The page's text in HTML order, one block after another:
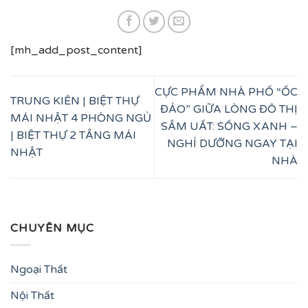
[mh_add_post_content]
TRUNG KIÊN | BIỆT THỰ
MÁI NHẬT 4 PHÒNG NGỦ
| BIỆT THỰ 2 TẦNG MÁI
NHẬT
CỰC PHẨM NHÀ PHỐ “ỐC
ĐẢO” GIỮA LÒNG ĐÔ THỊ
SẦM UẤT: SỐNG XANH –
NGHỈ DƯỠNG NGAY TẠI
NHÀ
CHUYÊN MỤC
Ngoại Thất
Nội Thất